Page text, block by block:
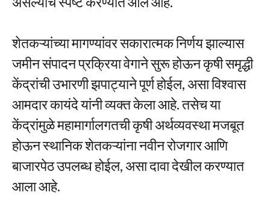
शेतकऱ्यांच्या मागण्यांवर सकारात्मक निर्णय झाल्यास
जमीन संपादन प्रक्रिया वेगाने सुरू होऊन कृषी समृद्धी
केंद्रांची उभारणी झपाट्याने पूर्ण होईल, असा विश्वास
आमदार कायंदे यांनी व्यक्त केला आहे. तसेच या
केंद्रांमुळे महामार्गालगतची कृषी अर्थव्यवस्था मजबूत
होऊन स्थानिक शेतकऱ्यांना नवीन रोजगार आणि
बाजारपेठ उपलब्ध होईल, असा दावा देखील करण्यात
आला आहे.